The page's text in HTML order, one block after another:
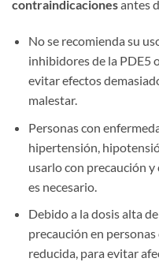
contraindicaciones antes
No se recomienda su
inhibidores de la PDE5
evitar efectos
malestar.
Personas con
hipertensión,
usarlo con precaución
es necesario.
Debido a la dosis alta
precaución en
reducida, para evitar